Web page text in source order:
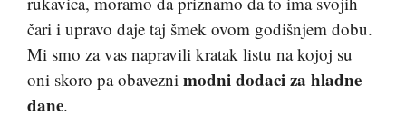
čari i upravo daje taj šmek ovom godišnjem dobu.
Mi smo za vas napravili kratak listu na kojoj su
oni skoro pa obavezni modni dodaci za hladne
dane.